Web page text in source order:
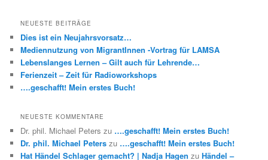
NEUESTE BEITRÄGE
Dies ist ein Neujahrsvorsatz…
Mediennutzung von MigrantInnen -Vortrag für LAMSA
Lebenslanges Lernen – Gilt auch für Lehrende…
Ferienzeit – Zeit für Radioworkshops
….geschafft! Mein erstes Buch!
NEUESTE KOMMENTARE
Dr. phil. Michael Peters zu ….geschafft! Mein erstes Buch!
Dr. phil. Michael Peters zu ….geschafft! Mein erstes Buch!
Hat Händel Schlager gemacht? | Nadja Hagen zuHändel –